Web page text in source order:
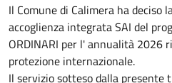
Il Comune di Calimera ha deciso
accoglienza integrata SAI del
ORDINARI per l' annualità 2026
protezione internazionale.
Il servizio sotteso dalla presente